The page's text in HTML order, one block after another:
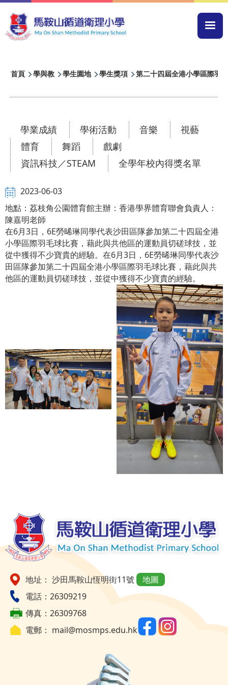
移至主內容
導
連
首頁 學與教 學生園地 學生獎項 第二十四屆全港小學區際羽
學業成績 學術活動 音樂
視藝
體育
舞蹈
戲劇
資訊科技／STEAM
全學年校內得獎名單
2023-06-03
地點：荔枝角公園體育館主辦：香港學界體育聯會負責人：
陳嘉明老師
在6月3日，6E勞晞琳同學代表沙田區隊參加第二十四屆全港
小學區際羽毛球比賽，藉此與共他區的運動員切磋球技，並
從中獲得不少寶貴的經驗。在6月3日，6E勞晞琳同學代表沙
田區隊參加第二十四屆全港小學區際羽毛球比賽，藉此與共
他區的運動員切磋球技，並從中獲得不少寶貴的經驗。
地址： 沙田馬鞍山恆明街11號
地圖
電話：26309219
傳真：26309768
電郵： mail@mosmps.edu.hk